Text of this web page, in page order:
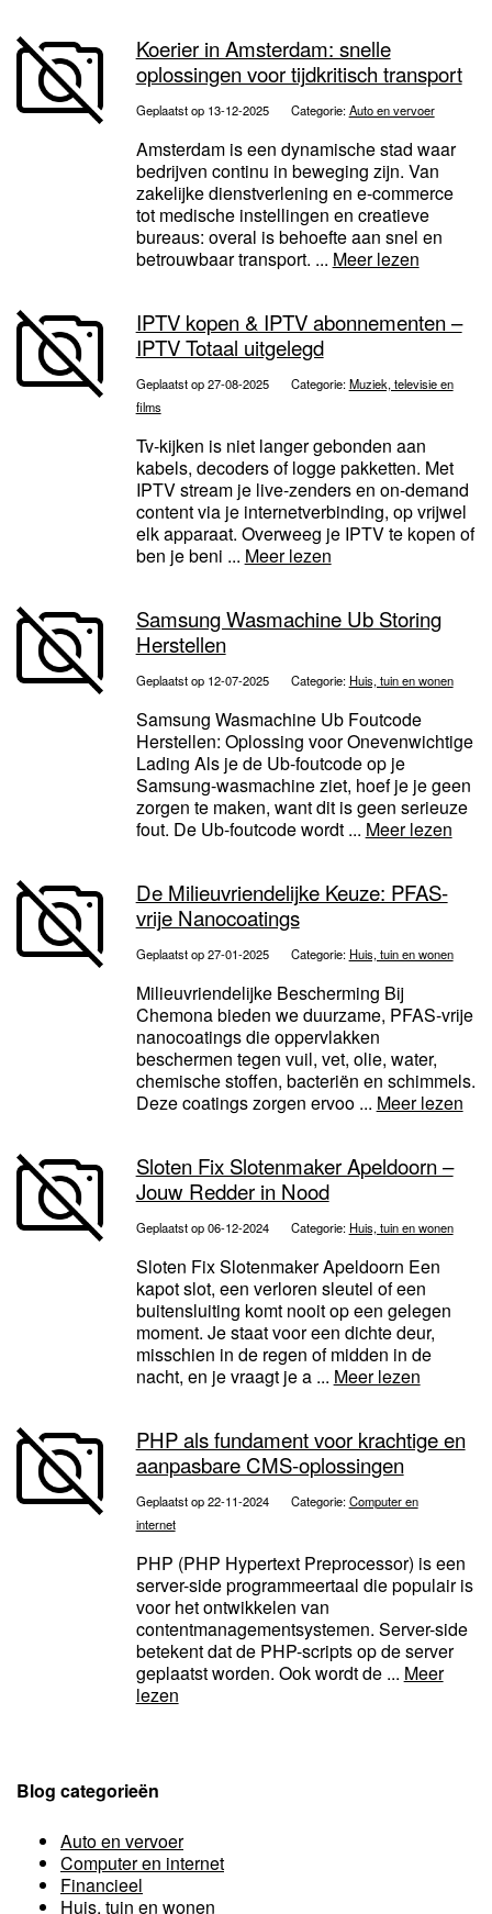
Koerier in Amsterdam: snelle
oplossingen voor tijdkritisch transport
Geplaatst op 13-12-2025 Categorie:Auto en vervoer
Amsterdam is een dynamische stad waar
bedrijven continu in beweging zijn. Van
zakelijke dienstverlening en e-commerce
tot medische instellingen en creatieve
bureaus: overal is behoefte aan snel en
betrouwbaar transport. ... Meer lezen
IPTV kopen & IPTV abonnementen –
IPTV Totaal uitgelegd
Geplaatst op 27-08-2025 Categorie:Muziek, televisie en
films
Tv-kijken is niet langer gebonden aan
kabels, decoders of logge pakketten. Met
IPTV stream je live-zenders en on-demand
content via je internetverbinding, op vrijwel
elk apparaat. Overweeg je IPTV te kopen of
ben je beni ... Meer lezen
Samsung Wasmachine Ub Storing
Herstellen
Geplaatst op 12-07-2025 Categorie: Huis, tuin en wonen
Samsung Wasmachine Ub Foutcode
Herstellen: Oplossing voor Onevenwichtige
Lading Als je de Ub-foutcode op je
Samsung-wasmachine ziet, hoef je je geen
zorgen te maken, want dit is geen serieuze
fout. De Ub-foutcode wordt ... Meer lezen
De Milieuvriendelijke Keuze: PFAS-
vrije Nanocoatings
Geplaatst op 27-01-2025 Categorie: Huis, tuin en wonen
Milieuvriendelijke Bescherming Bij
Chemona bieden we duurzame, PFAS-vrije
nanocoatings die oppervlakken
beschermen tegen vuil, vet, olie, water,
chemische stoffen, bacteriën en schimmels.
Deze coatings zorgen ervoo ... Meer lezen
Sloten Fix Slotenmaker Apeldoorn –
Jouw Redder in Nood
Geplaatst op 06-12-2024 Categorie: Huis, tuin en wonen
Sloten Fix Slotenmaker Apeldoorn Een
kapot slot, een verloren sleutel of een
buitensluiting komt nooit op een gelegen
moment. Je staat voor een dichte deur,
misschien in de regen of midden in de
nacht, en je vraagt je a ... Meer lezen
PHP als fundament voor krachtige en
aanpasbare CMS-oplossingen
Geplaatst op 22-11-2024 Categorie:Computer en
internet
PHP (PHP Hypertext Preprocessor) is een
server-side programmeertaal die populair is
voor het ontwikkelen van
contentmanagementsystemen. Server-side
betekent dat de PHP-scripts op de server
geplaatst worden. Ook wordt de ... Meer
lezen
Blog categorieën
Auto en vervoer
Computer en internet
Financieel
Huis, tuin en wonen